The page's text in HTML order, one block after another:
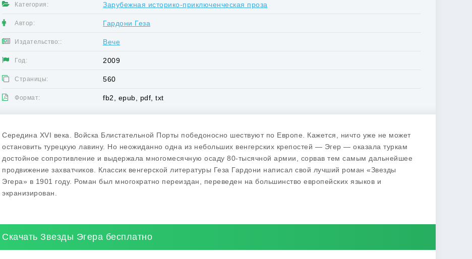
Категория: Зарубежная историко-приключенческая проза
Автор: Гардони Геза
Издательство:: Вече
Год: 2009
Страницы: 560
Формат: fb2, epub, pdf, txt
Середина XVI века. Войска Блистательной Порты победоносно шествуют по Европе. Кажется, ничто уже не может
остановить турецкую лавину. Но неожиданно одна из небольших венгерских крепостей — Эгер — оказала туркам
достойное сопротивление и выдержала многомесячную осаду 80-тысячной армии, сорвав тем самым дальнейшее
продвижение захватчиков. Классик венгерской литературы Геза Гардони написал свой лучший роман «Звезды
Эгера» в 1901 году. Роман был многократно переиздан, переведен на большинство европейских языков и
экранизирован.
Скачать Звезды Эгера бесплатно